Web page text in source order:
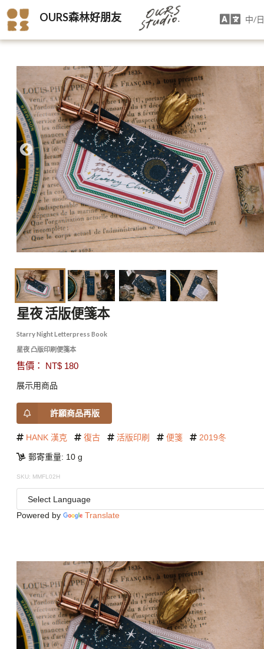
OURS森林好朋友 中/
星夜 活版便箋本
Starry Night Letterpress Book
星夜 凸版印刷便箋本
售價： NT$ 180
展示用商品
許願商品再版
HANK 漢克 復古 活版印刷 便箋 2019冬
郵寄重量: 10 g
SKU: MMFL02H
Powered by Translate